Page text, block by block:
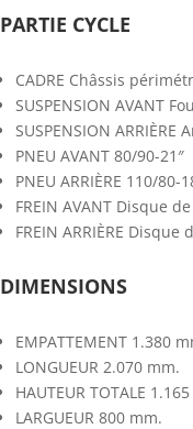
PARTIE CYCLE
CADRE Châssis
SUSPENSION AVANT
SUSPENSION ARRIÈRE
PNEU AVANT 80/90-21″
PNEU ARRIÈRE 110/80-
FREIN AVANT Disque
FREIN ARRIÈRE Disque
DIMENSIONS
EMPATTEMENT 1.380
LONGUEUR 2.070 mm.
HAUTEUR TOTALE
LARGUEUR 800 mm.